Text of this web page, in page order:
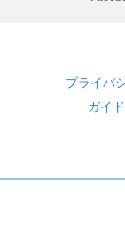
プライバ
ガイ